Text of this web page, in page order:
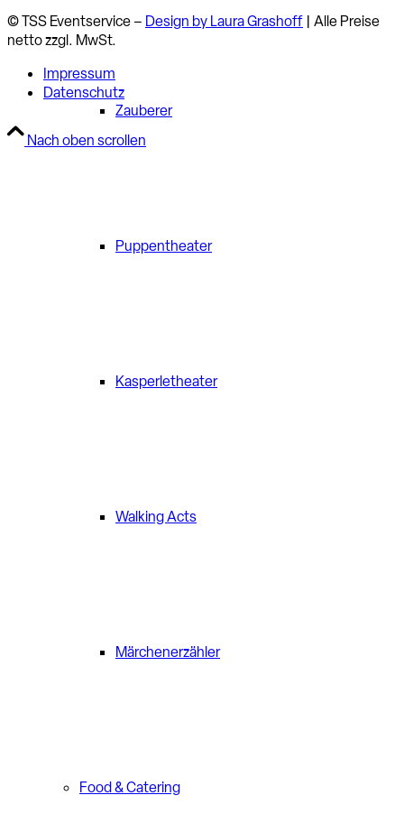
Zauberer
Puppentheater
Kasperletheater
Walking Acts
Märchenerzähler
Food & Catering
© TSS Eventservice – Design by Laura Grashoff | Alle Preise
netto zzgl. MwSt.
Impressum
Datenschutz
Nach oben scrollen